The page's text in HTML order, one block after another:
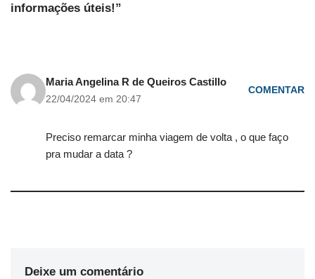
informações úteis!”
Maria Angelina R de Queiros Castillo
22/04/2024 em 20:47
COMENTAR
Preciso remarcar minha viagem de volta , o que faço
pra mudar a data ?
Deixe um comentário